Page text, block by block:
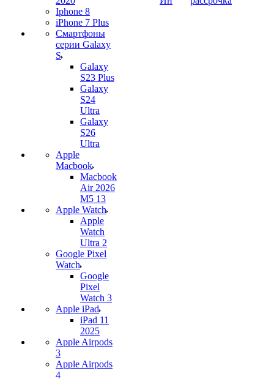
Iphone 8
iPhone 7 Plus
Смартфоны
серии Galaxy
S
Galaxy
S23 Plus
Galaxy
S24
Ultra
Galaxy
S26
Ultra
Apple
Macbook
Macbook
Air 2026
M5 13
Apple Watch
Apple
Watch
Ultra 2
Google Pixel
Watch
Google
Pixel
Watch 3
Apple iPad
iPad 11
2025
Apple Airpods
3
Apple Airpods
4